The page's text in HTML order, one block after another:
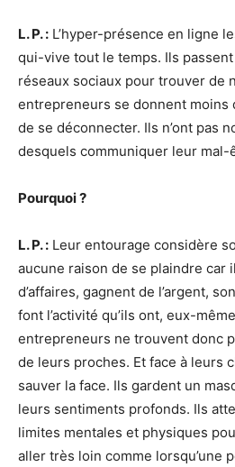
L. P. : L’hyper-présence en ligne
qui-vive tout le temps. Ils
réseaux sociaux pour trouver de
entrepreneurs se donnent moins
de se déconnecter. Ils n’ont pas
desquels communiquer leur mal-
Pourquoi ?
L. P. : Leur entourage considère
aucune raison de se plaindre car
d’affaires, gagnent de l’argent,
font l’activité qu’ils ont, eux-
entrepreneurs ne trouvent donc
de leurs proches. Et face à leurs
sauver la face. Ils gardent un
leurs sentiments profonds. Ils
limites mentales et physiques
aller très loin comme lorsqu’une